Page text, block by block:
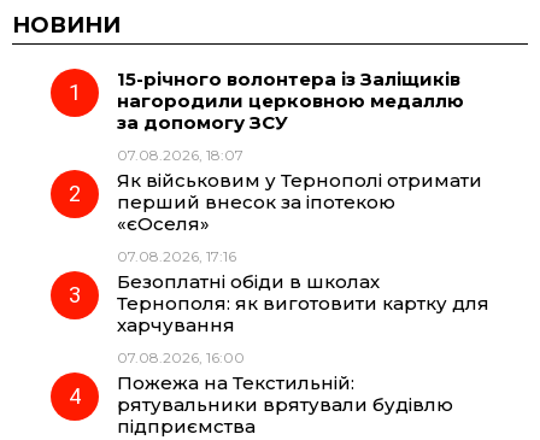
c
e
o
k
e
r
a
m
t
A
НОВИНИ
15-річного волонтера із Заліщиків
нагородили церковною медаллю
за допомогу ЗСУ
07.08.2026, 18:07
Як військовим у Тернополі отримати
перший внесок за іпотекою
«єОселя»
07.08.2026, 17:16
Безоплатні обіди в школах
Тернополя: як виготовити картку для
харчування
07.08.2026, 16:00
Пожежа на Текстильній:
рятувальники врятували будівлю
підприємства